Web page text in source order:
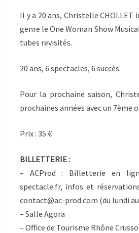
Il y a 20 ans, Christelle
genre le One Woman Show
tubes revisités.
20 ans, 6 spectacles, 6 succès.
Pour la prochaine saison,
prochaines années avec un 7ème
Prix : 35 €
BILLETTERIE :
– ACProd : Billetterie en
spectacle.fr, infos et
contact@ac-prod.com (du lundi
– Salle Agora
– Office de Tourisme Rhône